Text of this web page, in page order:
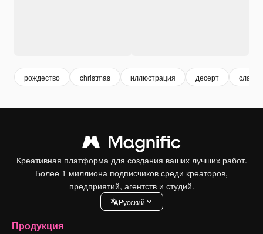
рождество christmas иллюстрация десерт
Креативная платформа для создания ваших лучших работ.
Более 1 миллиона подписчиков среди креаторов,
предприятий, агентств и студий.
Pусский
Продукция